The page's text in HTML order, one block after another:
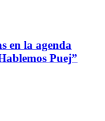
en la agenda
Puej”